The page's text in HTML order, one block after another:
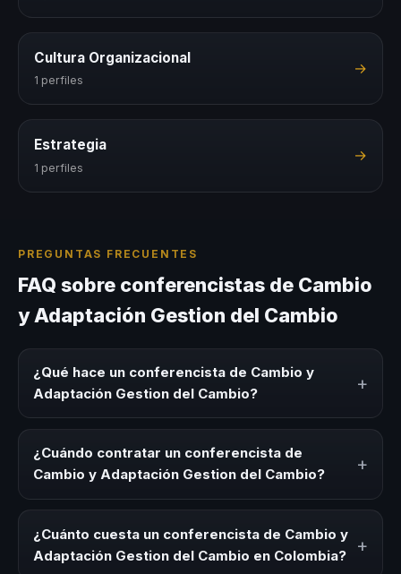
Cultura Organizacional
1 perfiles
→
Estrategia
1 perfiles
→
PREGUNTAS FRECUENTES
FAQ sobre conferencistas de Cambio
y Adaptación Gestion del Cambio
¿Qué hace un conferencista de Cambio y
Adaptación Gestion del Cambio?
+
Cambio es un experto que comparte conocimiento,
estrategias y experiencias sobre este tema en eventos
corporativos, convenciones y seminarios. Su objetivo es
generar reflexión, inspiración y herramientas aplicables
¿Cuándo contratar un conferencista de
Cambio y Adaptación Gestion del Cambio?
+
Adaptación Gestion del Cambio para kick-offs,
convenciones anuales, programas de desarrollo, eventos
de integración o cuando tu organización necesita
¿Cuánto cuesta un conferencista de Cambio y
Adaptación Gestion del Cambio en Colombia?
+